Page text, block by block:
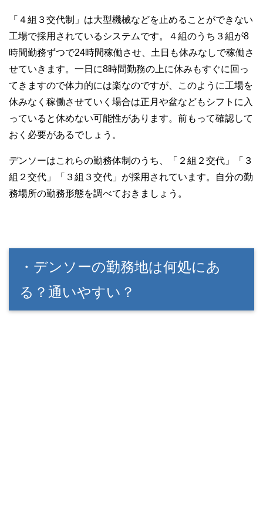
「４組３交代制」は大型機械などを止めることができない
工場で採用されているシステムです。４組のうち３組が8
時間勤務ずつで24時間稼働させ、土日も休みなしで稼働さ
せていきます。一日に8時間勤務の上に休みもすぐに回っ
てきますので体力的には楽なのですが、このように工場を
休みなく稼働させていく場合は正月や盆などもシフトに入
っていると休めない可能性があります。前もって確認して
おく必要があるでしょう。
デンソーはこれらの勤務体制のうち、「２組２交代」「３
組２交代」「３組３交代」が採用されています。自分の勤
務場所の勤務形態を調べておきましょう。
・デンソーの勤務地は何処にあ
る？通いやすい？